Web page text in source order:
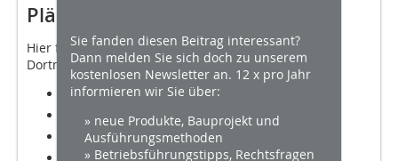
Pläne
Hier finden Sie die Schnitte und Grundrisse zum
Dortmunder "U".
Schnitt 1
Schnitt 2
Schnitt 3
Sie fanden diesen Beitrag interessant?
Dann melden Sie sich doch zu unserem
kostenlosen Newsletter an. 12 x pro Jahr
informieren wir Sie über:
» neue Produkte, Bauprojekt und
Ausführungsmethoden
» Betriebsführungstipps, Rechtsfragen